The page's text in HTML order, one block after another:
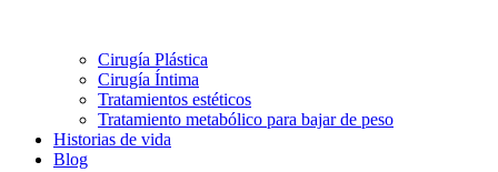
Cirugía Plástica
Cirugía Íntima
Tratamientos estéticos
Tratamiento metabólico para bajar de peso
Historias de vida
Blog